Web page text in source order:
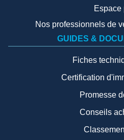
Espace
Nos professionnels de
GUIDES &
Fiches
Certification
Promesse
Conseils